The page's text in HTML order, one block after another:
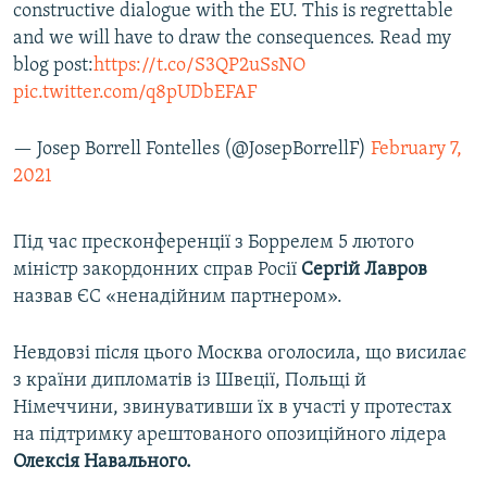
constructive dialogue with the EU. This is regrettable
and we will have to draw the consequences. Read my
blog post:https://t.co/S3QP2uSsNO
pic.twitter.com/q8pUDbEFAF
— Josep Borrell Fontelles (@JosepBorrellF) February 7,
2021
Під час пресконференції з Боррелем 5 лютого
міністр закордонних справ Росії Сергій Лавров
назвав ЄС «ненадійним партнером».
Невдовзі після цього Москва оголосила, що висилає
з країни дипломатів із Швеції, Польщі й
Німеччини, звинувативши їх в участі у протестах
на підтримку арештованого опозиційного лідера
Олексія Навального.